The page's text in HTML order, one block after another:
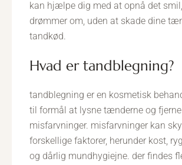
kan hjælpe dig med at opnå det
drømmer om, uden at skade dine
tandkød.
hvad er tandblegning?
tandblegning er en kosmetisk
til formål at lysne tænderne og fjerne
misfarvninger. misfarvninger kan
forskellige faktorer, herunder kost,
og dårlig mundhygiejne. der findes